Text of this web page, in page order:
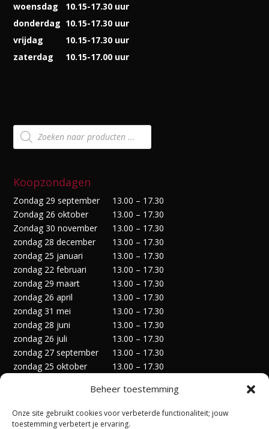
Beheer toestemming
Onze site gebruikt cookies voor verbeterde functionaliteit; jouw
toestemming verbetert je ervaring.
woensdag
10.15-17.30 uur
donderdag 10.15-17.30 uur
vrijdag
10.15-17.30 uur
zaterdag
10.15-17.00 uur
Producten
zoeken
Koopzondagen
Zondag 29 september
13.00 – 17.30
Zondag 26 oktober
13.00 – 17.30
Zondag 30 november
13.00 – 17.30
zondag 28 december
13.00 – 17.30
zondag 25 januari
13.00 – 17.30
zondag 22 februari
13.00 – 17.30
zondag 29 maart
13.00 – 17.30
zondag 26 april
13.00 – 17.30
zondag 31 mei
13.00 – 17.30
zondag 28 juni
13.00 – 17.30
zondag 26 juli
13.00 – 17.30
zondag 27 september
13.00 – 17.30
zondag 25 oktober
13.00 – 17.30
zondag 27 december
13.00 – 17.30